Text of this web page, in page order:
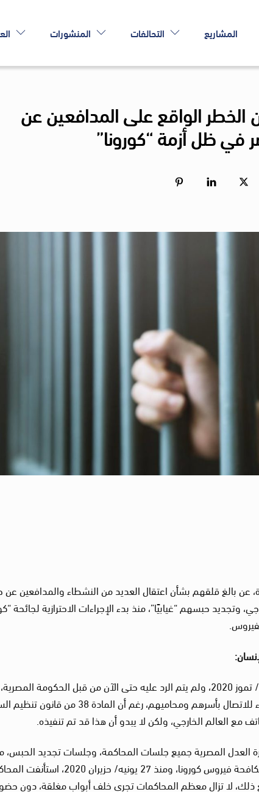
المشاريع التحالفات المنشورات
الواقع على المدافعين عن
في ظل أزمة “كورونا”
عن بالغ قلقهم بشأن اعتقال العديد من النشطاء والمدافعين
حبسهم “غيابيًا”، منذ بدء الإجراءات الاحترازية لجائحة
وأكد الخبراء في مذكرة نداء عاجل أرسلت في 29 يوليو/ تموز 2020، ولم يتم الرد عليه حتى الآن من قبل الحكومة
مصلحة السجون المصرية لم تنظم تدابير بديلة للسجناء للاتصال بأسرهم ومحاميهم، رغم أن
مع العالم الخارجي، ولكن لا يبدو أن هذا قد تم تنفيذه.
في 15 مارس/ آذار 2020، علقت وزارة العدل المصرية جميع جلسات المحاكمة، وجلسات تجديد
لمدة أسبوعين، لكن تم تمديدها مرارًا وتكرارًا، كإجراء لمكافحة فيروس كورونا، ومنذ 27 يونيه/ حزيران
ذلك، لا تزال معظم المحاكمات تجري خلف أبواب مغلقة، دون